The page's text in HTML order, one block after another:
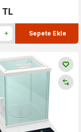
TL
Sepete Ekle